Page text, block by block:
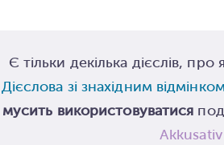
Є тільки декілька дієслів,
Дієслова зі знахідним
мусить використовуватися